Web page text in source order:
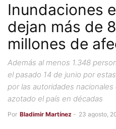
Inundaciones
dejan más de
millones de
Además al menos 1.348
el pasado 14 de junio por
por las autoridades
azotado el país en décadas
Por Bladimir Martínez - 23 agosto,